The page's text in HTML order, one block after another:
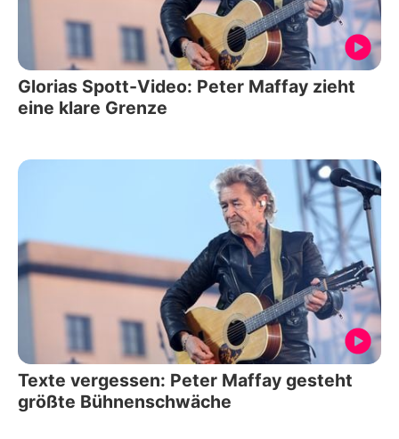
Glorias Spott-Video: Peter Maffay zieht
eine klare Grenze
Texte vergessen: Peter Maffay gesteht
größte Bühnenschwäche